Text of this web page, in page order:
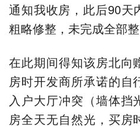
通知我收房，此后90天
粗略修整，未完成全部
在此期间得知该房北向
房时开发商所承诺的自
入户大厅冲突（墙体挡
房全天无自然光，买房